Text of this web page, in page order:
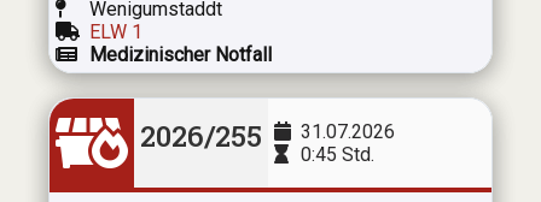
Wenigumstaddt
ELW 1
Medizinischer Notfall
2026/255
31.07.2026
0:45 Std.